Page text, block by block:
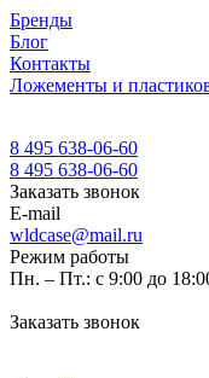
Бренды
Блог
Контакты
Ложементы и
8 495 638-06-60
8 495 638-06-60
Заказать звонок
E-mail
wldcase@mail.ru
Режим работы
Пн. – Пт.: с 9:00 до
Заказать звонок